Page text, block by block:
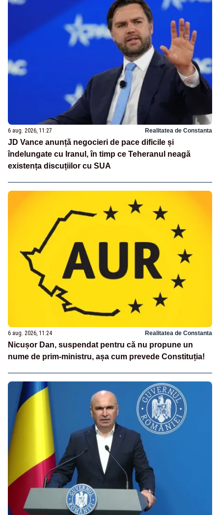
6 aug. 2026, 11:27 Realitatea de Constanta
JD Vance anunță negocieri de pace dificile și
îndelungate cu Iranul, în timp ce Teheranul neagă
existența discuțiilor cu SUA
6 aug. 2026, 11:24 Realitatea de Constanta
Nicușor Dan, suspendat pentru că nu propune un
nume de prim-ministru, așa cum prevede Constituția!